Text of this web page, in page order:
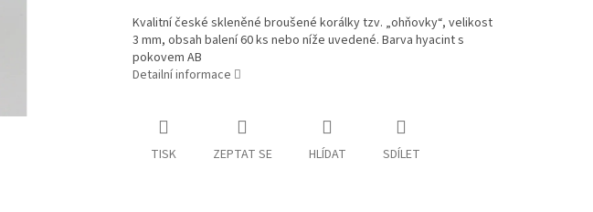
Kvalitní české skleněné broušené korálky tzv. „ohňovky“, velikost
3 mm, obsah balení 60 ks nebo níže uvedené. Barva hyacint s
pokovem AB
Detailní informace
TISK ZEPTAT SE HLÍDAT SDÍLET